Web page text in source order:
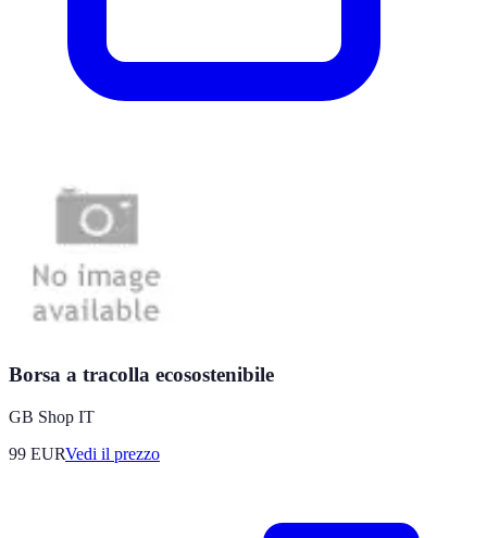
Borsa a tracolla ecosostenibile
GB Shop IT
99 EURVedi il prezzo